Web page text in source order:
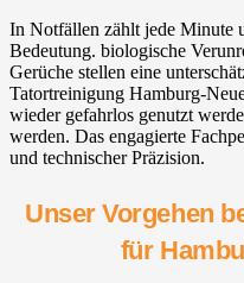
In Notfällen zählt jede Minute
Bedeutung. biologische
Gerüche stellen eine
Tatortreinigung Hamburg-
wieder gefahrlos genutzt
werden. Das engagierte
und technischer Präzision.
Unser Vorgehen
für